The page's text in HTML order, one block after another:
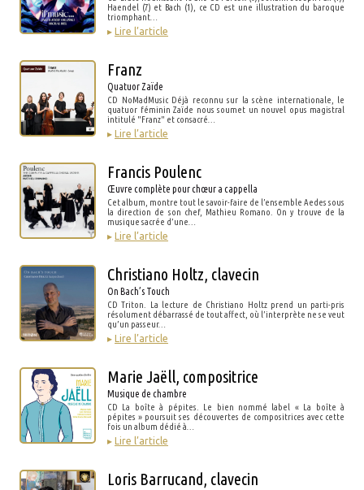
Haendel (7) et Bach (1), ce CD est une illustration du baroque
triomphant…
▸ Lire l’article
Franz
Quatuor Zaïde
CD NoMadMusic Déjà reconnu sur la scène internationale, le
quatuor féminin Zaïde nous soumet un nouvel opus magistral
intitulé "Franz" et consacré…
▸ Lire l’article
Francis Poulenc
Œuvre complète pour chœur a cappella
Cet album, montre tout le savoir-faire de l’ensemble Aedes sous
la direction de son chef, Mathieu Romano. On y trouve de la
musique sacrée d’une…
▸ Lire l’article
Christiano Holtz, clavecin
On Bach’s Touch
CD Triton. La lecture de Christiano Holtz prend un parti-pris
résolument débarrassé de tout affect, où l’interprète ne se veut
qu’un passeur…
▸ Lire l’article
Marie Jaëll, compositrice
Musique de chambre
CD La boîte à pépites. Le bien nommé label « La boîte à
pépites » poursuit ses découvertes de compositrices avec cette
fois un album dédié à…
▸ Lire l’article
Loris Barrucand, clavecin